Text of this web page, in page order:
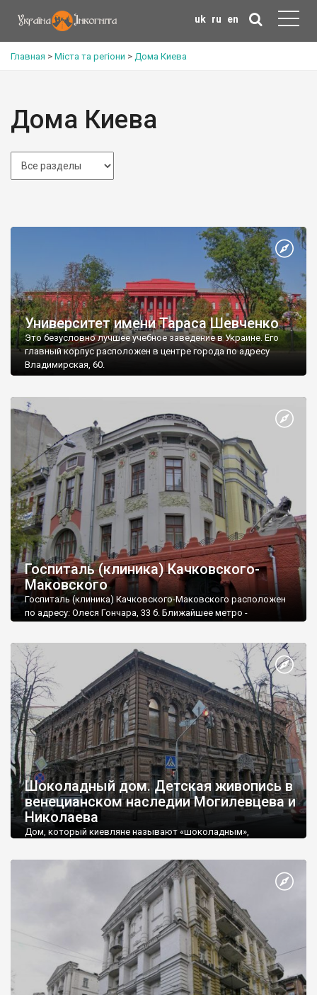
uk ru en
Главная > Міста та регіони > Дома Киева
Дома Киева
Университет имени Тараса Шевченко
Это безусловно лучшее учебное заведение в Украине. Его
главный корпус расположен в центре города по адресу
Владимирская, 60.
Госпиталь (клиника) Качковского-
Маковского
Госпиталь (клиника) Качковского-Маковского расположен
по адресу: Олеся Гончара, 33 б. Ближайшее метро -
Госпиталь украшают барельефы с полуголыми женщинами-
птицами, которые, согласно одной из мифологий, отводят от
беды и придают силу. Они достаточно интересно выглядят и
дополняют красоту дома.
Шоколадный дом. Детская живопись в
венецианском наследии Могилевцева и
Николаева
Дом, который киевляне называют «шоколадным»,
практически в центре города, на Липках.